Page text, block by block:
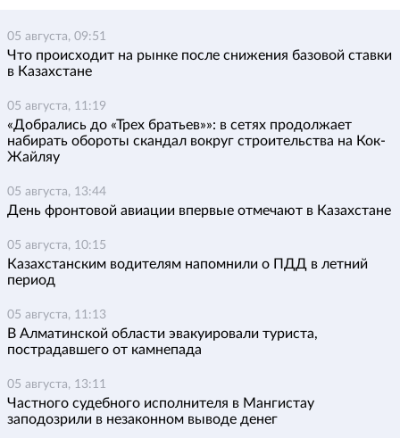
05 августа, 09:51
Что происходит на рынке после снижения базовой ставки
в Казахстане
05 августа, 11:19
«Добрались до «Трех братьев»»: в сетях продолжает
набирать обороты скандал вокруг строительства на Кок-
Жайляу
05 августа, 13:44
День фронтовой авиации впервые отмечают в Казахстане
05 августа, 10:15
Казахстанским водителям напомнили о ПДД в летний
период
05 августа, 11:13
В Алматинской области эвакуировали туриста,
пострадавшего от камнепада
05 августа, 13:11
Частного судебного исполнителя в Мангистау
заподозрили в незаконном выводе денег